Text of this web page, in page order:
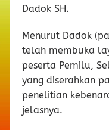
Dadok SH.
Menurut Dadok
telah membuka
peserta Pemilu,
yang diserahkan
penelitian
jelasnya.